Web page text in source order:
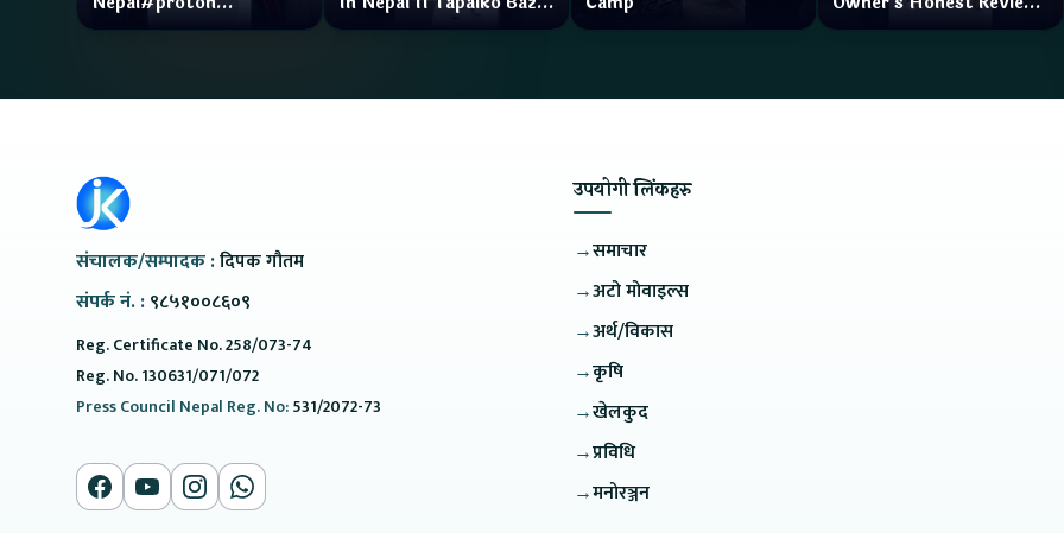
#protonemas5#protonnepal#evcarnepal
II Jankari Kendra
How is the service?
संचालक/सम्पादक :दिपक गौतम
संपर्क नं. :९८५१००८६०९
Reg. Certificate No. 258/073-74
Reg. No. 130631/071/072
Press Council Nepal Reg. No:531/2072-73
उपयोगी लिंकहरु
→समाचार
→अटो मोवाइल्स
→अर्थ/विकास
→कृषि
→खेलकुद
→प्रविधि
→मनोरञ्जन